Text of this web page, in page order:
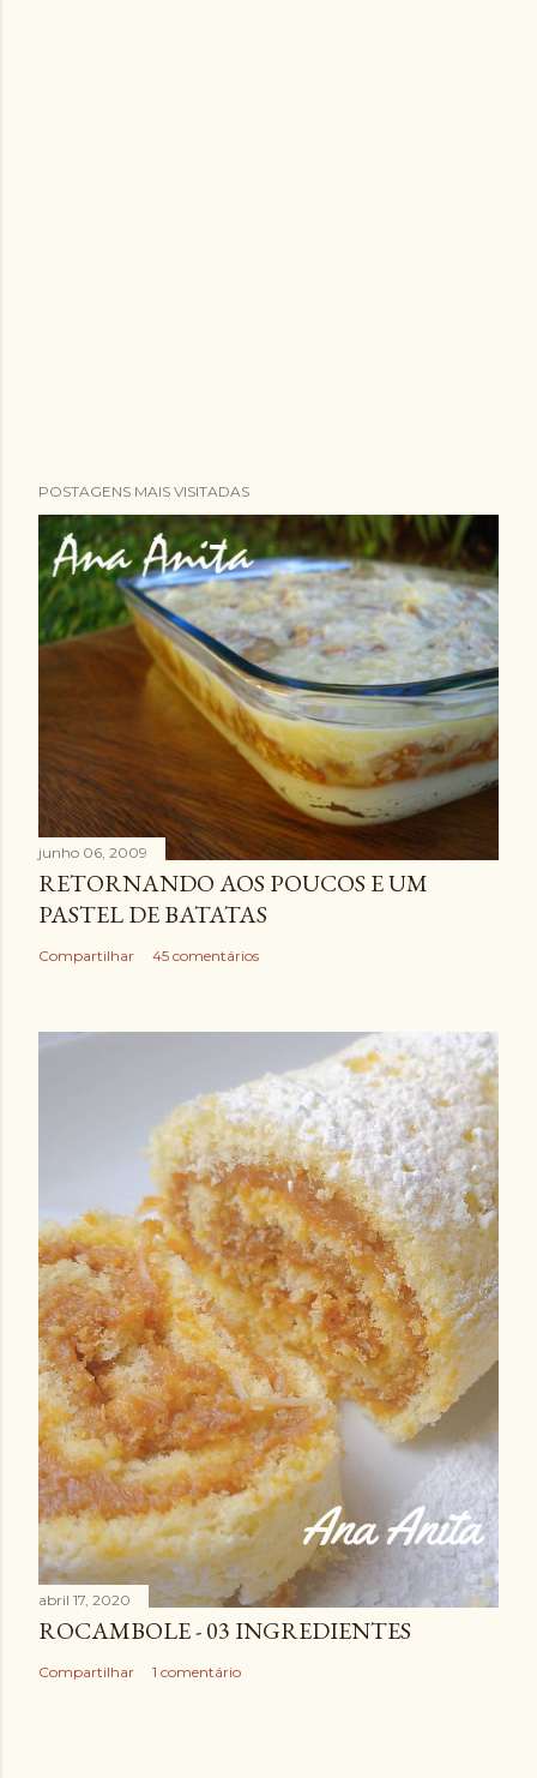
POSTAGENS MAIS VISITADAS
junho 06, 2009
RETORNANDO AOS POUCOS E UM
PASTEL DE BATATAS
Compartilhar 45 comentários
abril 17, 2020
ROCAMBOLE - 03 INGREDIENTES
Compartilhar 1 comentário